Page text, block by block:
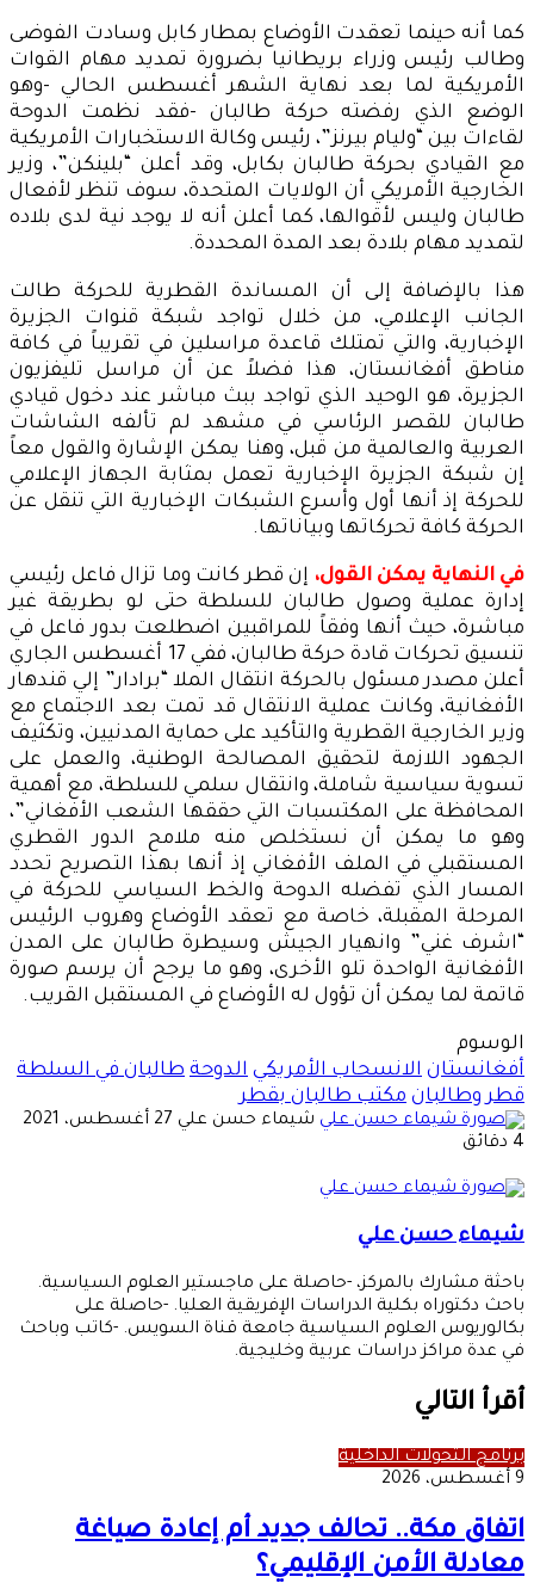
كما أنه حينما تعقدت الأوضاع بمطار كابل وسادت الفوضى
وطالب رئيس وزراء بريطانيا بضرورة تمديد مهام القوات
الأمريكية لما بعد نهاية الشهر أغسطس الحالي -وهو
الوضع الذي رفضته حركة طالبان -فقد نظمت الدوحة
لقاءات بين “وليام بيرنز”، رئيس وكالة الاستخبارات الأمريكية
مع القيادي بحركة طالبان بكابل، وقد أعلن “بلينكن”، وزير
الخارجية الأمريكي أن الولايات المتحدة، سوف تنظر لأفعال
طالبان وليس لأقوالها، كما أعلن أنه لا يوجد نية لدى بلاده
لتمديد مهام بلادة بعد المدة المحددة.
هذا بالإضافة إلى أن المساندة القطرية للحركة طالت
الجانب الإعلامي، من خلال تواجد شبكة قنوات الجزيرة
الإخبارية، والتي تمتلك قاعدة مراسلين في تقريباً في كافة
مناطق أفغانستان، هذا فضلاً عن أن مراسل تليفزيون
الجزيرة، هو الوحيد الذي تواجد ببث مباشر عند دخول قيادي
طالبان للقصر الرئاسي في مشهد لم تألفه الشاشات
العربية والعالمية من قبل، وهنا يمكن الإشارة والقول معاً
إن شبكة الجزيرة الإخبارية تعمل بمثابة الجهاز الإعلامي
للحركة إذ أنها أول وأسرع الشبكات الإخبارية التي تنقل عن
الحركة كافة تحركاتها وبياناتها.
في النهاية يمكن القول، إن قطر كانت وما تزال فاعل رئيسي
إدارة عملية وصول طالبان للسلطة حتى لو بطريقة غير
مباشرة، حيث أنها وفقاً للمراقبين اضطلعت بدور فاعل في
تنسيق تحركات قادة حركة طالبان، ففي 17 أغسطس الجاري
أعلن مصدر مسئول بالحركة انتقال الملا “برادار” إلي قندهار
الأفغانية، وكانت عملية الانتقال قد تمت بعد الاجتماع مع
وزير الخارجية القطرية والتأكيد على حماية المدنيين، وتكثيف
الجهود اللازمة لتحقيق المصالحة الوطنية، والعمل على
تسوية سياسية شاملة، وانتقال سلمي للسلطة، مع أهمية
المحافظة على المكتسبات التي حققها الشعب الأفغاني”،
وهو ما يمكن أن نستخلص منه ملامح الدور القطري
المستقبلي في الملف الأفغاني إذ أنها بهذا التصريح تحدد
المسار الذي تفضله الدوحة والخط السياسي للحركة في
المرحلة المقبلة، خاصة مع تعقد الأوضاع وهروب الرئيس
“اشرف غني” وانهيار الجيش وسيطرة طالبان على المدن
الأفغانية الواحدة تلو الأخرى، وهو ما يرجح أن يرسم صورة
قاتمة لما يمكن أن تؤول له الأوضاع في المستقبل القريب.
الوسوم
أفغانستان الانسحاب الأمريكي الدوحة طالبان في السلطة
قطر وطالبان مكتب طالبان بقطر
شيماء حسن علي أرسل
27 أغسطس، 2021
4 دقائق
شيماء حسن علي
باحثة مشارك بالمركز، -حاصلة على ماجستير العلوم السياسية.
باحث دكتوراه بكلية الدراسات الإفريقية العليا. -حاصلة على
بكالوريوس العلوم السياسية جامعة قناة السويس. -كاتب وباحث
في عدة مراكز دراسات عربية وخليجية.
أقرأ التالي
برنامج التحولات الداخلية
9 أغسطس، 2026
اتفاق مكة.. تحالف جديد أم إعادة صياغة
معادلة الأمن الإقليمي؟